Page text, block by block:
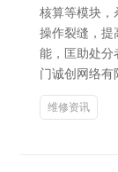
核算等模块，
操作裂缝，提
能，匡助处分
门诚创网络有
维修资讯